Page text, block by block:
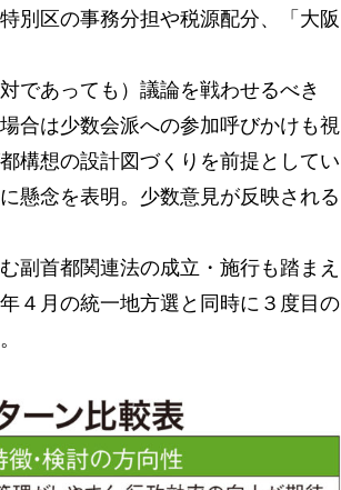
別区の事務分担や税源配分、「大阪
であっても）議論を戦わせるべき
合は少数会派への参加呼びかけも視
構想の設計図づくりを前提としてい
懸念を表明。少数意見が反映される
副首都関連法の成立・施行も踏まえ
４月の統一地方選と同時に３度目の